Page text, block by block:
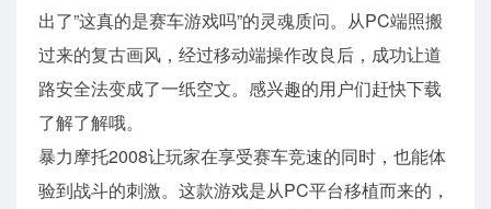
出了”这真的是赛车游戏吗”的灵魂质问。从PC端照搬
过来的复古画风，经过移动端操作改良后，成功让道
路安全法变成了一纸空文。感兴趣的用户们赶快下载
了解了解哦。
暴力摩托2008让玩家在享受赛车竞速的同时，也能体
验到战斗的刺激。这款游戏是从PC平台移植而来的，